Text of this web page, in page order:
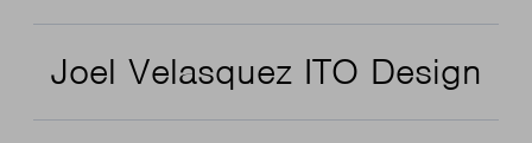
Joel Velasquez ITO Design